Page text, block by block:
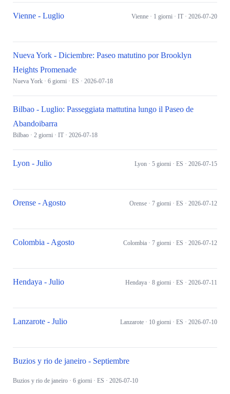
Vienne - Luglio Vienne · 1 giorni · IT · 2026-07-20
Nueva York - Diciembre: Paseo matutino por Brooklyn
Heights Promenade
Nueva York · 6 giorni · ES · 2026-07-18
Bilbao - Luglio: Passeggiata mattutina lungo il Paseo de
Abandoibarra
Bilbao · 2 giorni · IT · 2026-07-18
Lyon - Julio Lyon · 5 giorni · ES · 2026-07-15
Orense - Agosto Orense · 7 giorni · ES · 2026-07-12
Colombia - Agosto Colombia · 7 giorni · ES · 2026-07-12
Hendaya - Julio Hendaya · 8 giorni · ES · 2026-07-11
Lanzarote - Julio Lanzarote · 10 giorni · ES · 2026-07-10
Buzios y rio de janeiro - Septiembre
Buzios y rio de janeiro · 6 giorni · ES · 2026-07-10